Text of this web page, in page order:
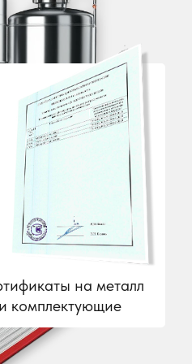
на металл
комплектующие